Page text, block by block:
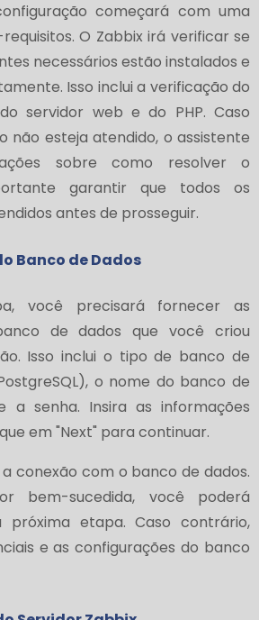
começará com uma
O Zabbix irá verificar se
necessários estão instalados e
Isso inclui a verificação do
servidor web e do PHP. Caso
não esteja atendido, o assistente
sobre como resolver o
garantir que todos os
antes de prosseguir.
Banco de Dados
você precisará fornecer as
de dados que você criou
Isso inclui o tipo de banco de
o nome do banco de
a senha. Insira as informações
em "Next" para continuar.
conexão com o banco de dados.
bem-sucedida, você poderá
próxima etapa. Caso contrário,
e as configurações do banco